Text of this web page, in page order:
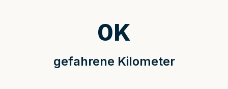
gefahrene Kilometer
0K